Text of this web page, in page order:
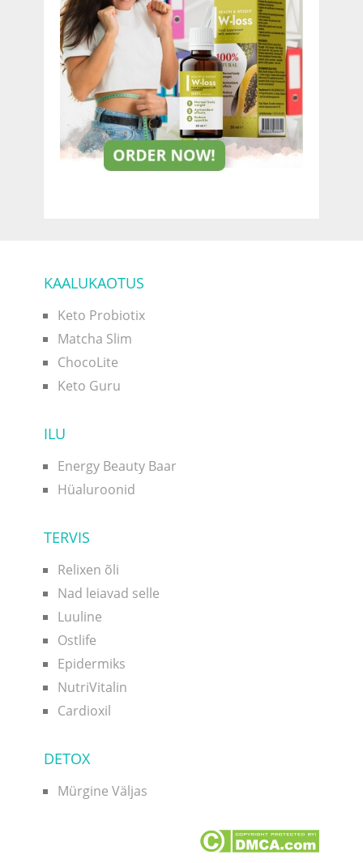
KAALUKAOTUS
Keto Probiotix
Matcha Slim
ChocoLite
Keto Guru
ILU
Energy Beauty Baar
Hüaluroonid
TERVIS
Relixen õli
Nad leiavad selle
Luuline
Ostlife
Epidermiks
NutriVitalin
Cardioxil
DETOX
Mürgine Väljas